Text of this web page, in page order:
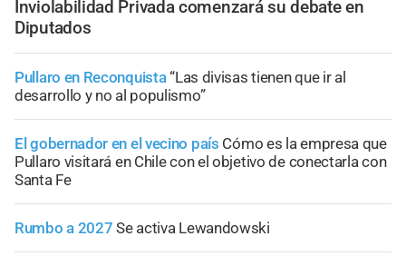
Inviolabilidad Privada comenzará su debate en
Diputados
Pullaro en Reconquista“Las divisas tienen que ir al
desarrollo y no al populismo”
El gobernador en el vecino país Cómo es la empresa que
Pullaro visitará en Chile con el objetivo de conectarla con
Santa Fe
Rumbo a 2027 Se activa Lewandowski